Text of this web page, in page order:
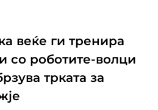
веќе ги тренира
со роботите-волци
трката за